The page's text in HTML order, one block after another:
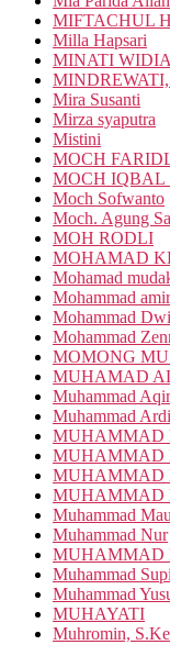
MIFTACHUL
Milla Hapsari
MINATI WIDIA
MINDREWATI,
Mira Susanti
Mirza syaputra
Mistini
MOCH
MOCH
Moch Sofwanto
Moch. Agung
MOH RODLI
MOHAMAD
Mohamad
Mohammad
Mohammad
Mohammad
MOMONG
MUHAMAD
Muhammad
Muhammad
MUHAMMAD
MUHAMMAD
MUHAMMAD
MUHAMMAD
Muhammad
Muhammad Nur
MUHAMMAD
Muhammad
Muhammad
MUHAYATI
Muhromin,